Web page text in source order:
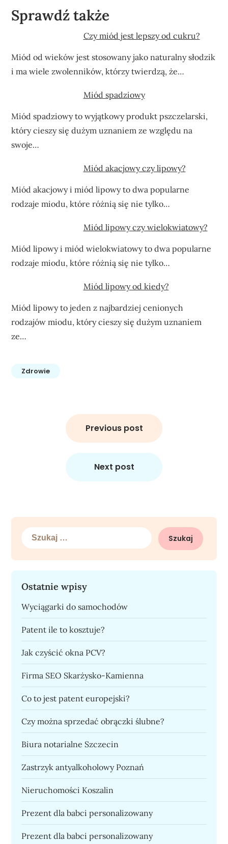
Sprawdź także
Czy miód jest lepszy od cukru?
Miód od wieków jest stosowany jako naturalny słodzik
i ma wiele zwolenników, którzy twierdzą, że…
Miód spadziowy
Miód spadziowy to wyjątkowy produkt pszczelarski,
który cieszy się dużym uznaniem ze względu na
swoje…
Miód akacjowy czy lipowy?
Miód akacjowy i miód lipowy to dwa popularne
rodzaje miodu, które różnią się nie tylko…
Miód lipowy czy wielokwiatowy?
Miód lipowy i miód wielokwiatowy to dwa popularne
rodzaje miodu, które różnią się nie tylko…
Miód lipowy od kiedy?
Miód lipowy to jeden z najbardziej cenionych
rodzajów miodu, który cieszy się dużym uznaniem
ze…
Zdrowie
Previous post
Next post
Szukaj:
Ostatnie wpisy
Wyciągarki do samochodów
Patent ile to kosztuje?
Jak czyścić okna PCV?
Firma SEO Skarżysko-Kamienna
Co to jest patent europejski?
Czy można sprzedać obrączki ślubne?
Biura notarialne Szczecin
Zastrzyk antyalkoholowy Poznań
Nieruchomości Koszalin
Prezent dla babci personalizowany
Prezent dla babci personalizowany